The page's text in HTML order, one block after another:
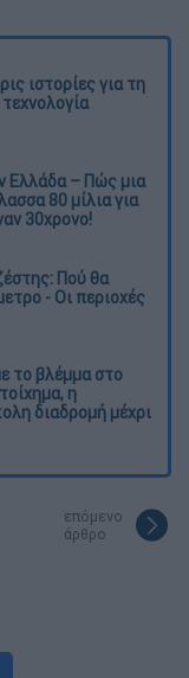
ιστορίες για τη
Ελλάδα – Πώς μια
80 μίλια για
30χρονο!
Πού θα
- Οι περιοχές
το βλέμμα στο
η
διαδρομή μέχρι
επόμενο
άρθρο